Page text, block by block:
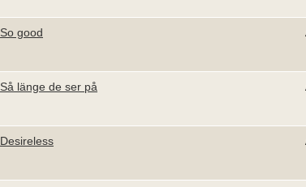
So good
Så länge de ser på
Desireless